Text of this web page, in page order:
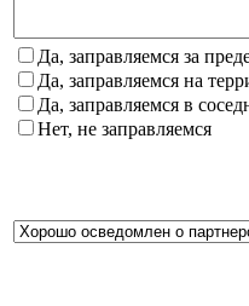
Да, заправляемся за
Да, заправляемся на
Да, заправляемся в
Нет, не заправляемся